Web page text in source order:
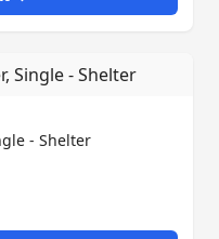
- Shelter